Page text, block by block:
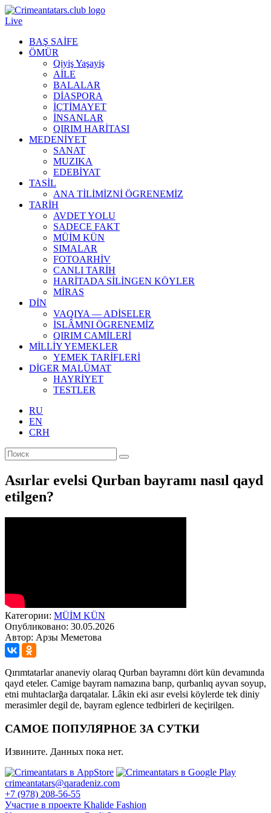
Live
BAŞ SAİFE
ÖMÜR
Qiyiş Yaşayiş
AİLE
BALALAR
DİASPORA
İÇTİMAYET
İNSANLAR
QIRIM HARİTASI
MEDENİYET
SANAT
MUZIKA
EDEBİYAT
TASİL
ANA TİLİMİZNİ ÖGRENEMİZ
TARİH
AVDET YOLU
SADECE FAKT
MÜİM KÜN
SIMАLAR
FOTOARHİV
CANLI TARİH
HARİTADA SİLİNGEN KÖYLER
MİRAS
DİN
VAQIYA — ADİSELER
İSLÂMNI ÖGRENEMİZ
QIRIM CAMİLERİ
MİLLİY YEMEKLER
YEMEK TARİFLERİ
DİGER MALÜMAT
HAYRİYET
TESTLER
RU
EN
CRH
Asırlar evelsi Qurban bayramı nasıl qayd
etilgen?
Категории: MÜİM KÜN
Опубликовано: 30.05.2026
Автор: Арзы Меметова
Qırımtatarlar ananeviy olaraq Qurban bayramnı dört kün devamında
qayd eteler. Camige bayram namazına barıp, qurbanlıq ayvan soyup,
etni muhtaclarğa darqatalar. Lâkin eki asır evelsi köylerde tek diniy
merasimler degil de, bayram eglence tedbirleri de keçirilgen.
САМОЕ ПОПУЛЯРНОЕ ЗА СУТКИ
Извините. Данных пока нет.
crimeantatars@qaradeniz.com
+7 (978) 208-56-55
Участие в проекте Khalide Fashion